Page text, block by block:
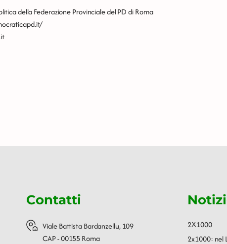
della Federazione Provinciale del PD di Roma
Contatti
Viale Battista Bardanzellu, 109
CAP - 00155 Roma
2X1000
2x1000: nel